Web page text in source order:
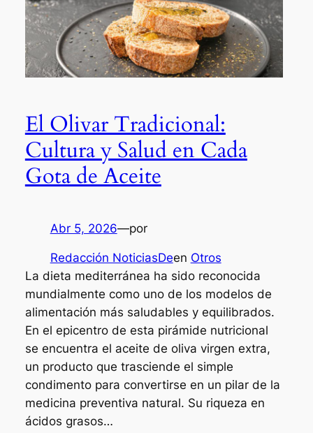
El Olivar Tradicional:
Cultura y Salud en Cada
Gota de Aceite
Abr 5, 2026—por
Redacción NoticiasDeen Otros
La dieta mediterránea ha sido reconocida
mundialmente como uno de los modelos de
alimentación más saludables y equilibrados.
En el epicentro de esta pirámide nutricional
se encuentra el aceite de oliva virgen extra,
un producto que trasciende el simple
condimento para convertirse en un pilar de la
medicina preventiva natural. Su riqueza en
ácidos grasos…